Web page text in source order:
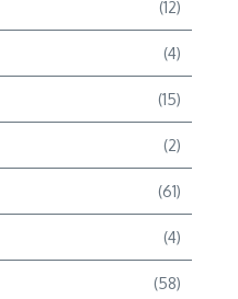
(12)
(4)
(15)
(2)
(61)
(4)
(58)